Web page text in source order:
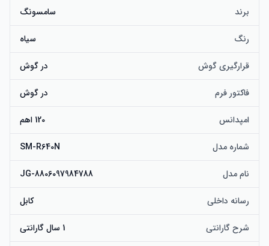
برند سامسونگ
رنگ سیاه
قرارگیری گوش در گوش
فاکتور فرم در گوش
امپدانس 120 اهم
شماره مدل SM-R640N
نام مدل JG-8806097984788
رسانه داخلی کابل
شرح گارانتی 1 سال گارانتی